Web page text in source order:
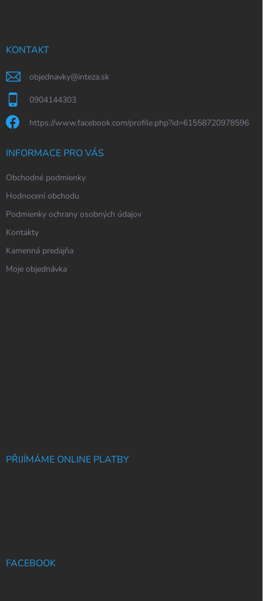
KONTAKT
objednavky@inteza.sk
0904144303
https://www.facebook.com/profile.php?id=61558720978596
INFORMACE PRO VÁS
Obchodné podmienky
Hodnocení obchodu
Podmienky ochrany osobných údajov
Kontakty
Kamenná predajňa
Moje objednávka
PŘIJÍMÁME ONLINE PLATBY
FACEBOOK